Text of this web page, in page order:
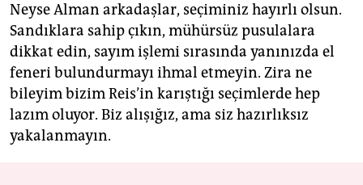
Neyse Alman arkadaşlar, seçiminiz hayırlı olsun.
Sandıklara sahip çıkın, mühürsüz pusulalara
dikkat edin, sayım işlemi sırasında yanınızda el
feneri bulundurmayı ihmal etmeyin. Zira ne
bileyim bizim Reis’in karıştığı seçimlerde hep
lazım oluyor. Biz alışığız, ama siz hazırlıksız
yakalanmayın.